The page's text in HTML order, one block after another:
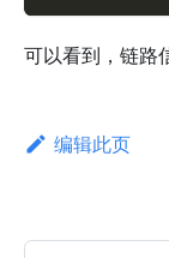
可以看到，链路
编辑此页